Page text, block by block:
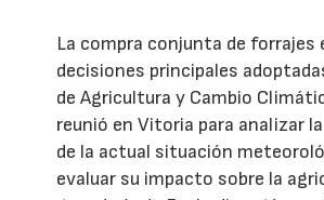
La compra conjunta de forrajes
decisiones principales
de Agricultura y Cambio
reunió en Vitoria para analizar
de la actual situación
evaluar su impacto sobre la